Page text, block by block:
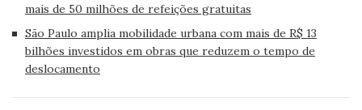
mais de 50 milhões de refeições gratuitas
São Paulo amplia mobilidade urbana com mais de R$ 13
bilhões investidos em obras que reduzem o tempo de
deslocamento